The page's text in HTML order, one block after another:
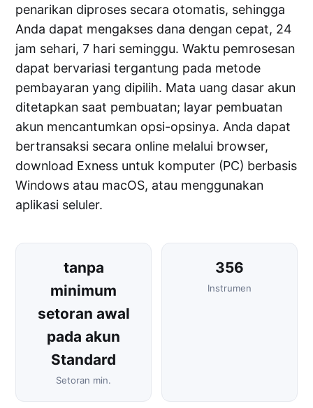
penarikan diproses secara otomatis, sehingga
Anda dapat mengakses dana dengan cepat, 24
jam sehari, 7 hari seminggu. Waktu pemrosesan
dapat bervariasi tergantung pada metode
pembayaran yang dipilih. Mata uang dasar akun
ditetapkan saat pembuatan; layar pembuatan
akun mencantumkan opsi-opsinya. Anda dapat
bertransaksi secara online melalui browser,
download Exness untuk komputer (PC) berbasis
Windows atau macOS, atau menggunakan
aplikasi seluler.
tanpa
minimum
setoran awal
pada akun
Standard
Setoran min.
356
Instrumen